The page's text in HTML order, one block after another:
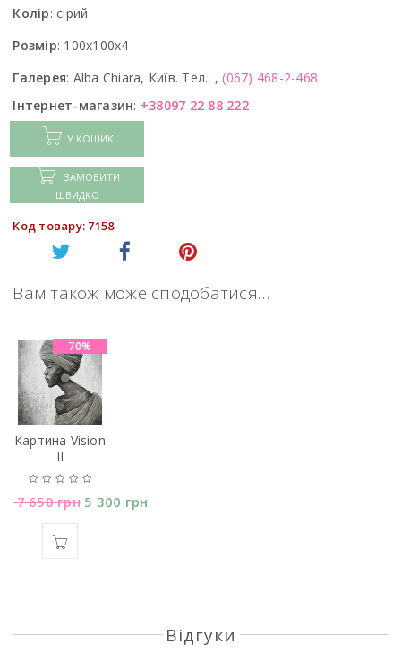
Колір: сірий
Розмір: 100x100x4
Галерея: Alba Chiara, Київ. Тел.: , (067) 468-2-468
Інтернет-магазин: +38097 22 88 222
У КОШИК
ЗАМОВИТИ
ШВИДКО
Код товару: 7158
Вам також може сподобатися…
70%
Картина Vision
II
17 650грн 5 300 грн
Відгуки